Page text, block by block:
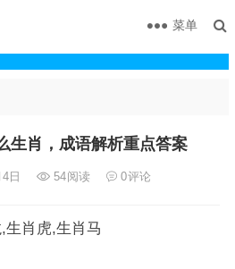
菜单
生肖，成语解析重点答案
日 54阅读 0评论
生肖虎,生肖马